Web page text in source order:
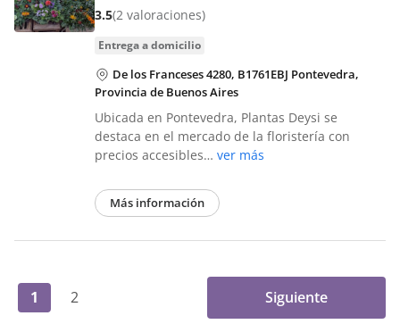
3.5(2 valoraciones)
entrega a domicilio
De los Franceses 4280, B1761EBJ Pontevedra,
Provincia de Buenos Aires
Ubicada en Pontevedra, Plantas Deysi se
destaca en el mercado de la floristería con
precios accesibles… ver más
Más información
1 2 Siguiente